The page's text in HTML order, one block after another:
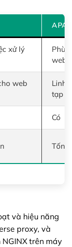
xử lý
Phù
web
web
Linh
tạp
Có
Tốn
và hiệu năng
proxy, và
trên máy